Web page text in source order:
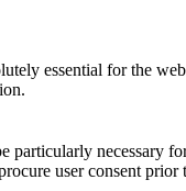
essential for the
particularly necessary
user consent